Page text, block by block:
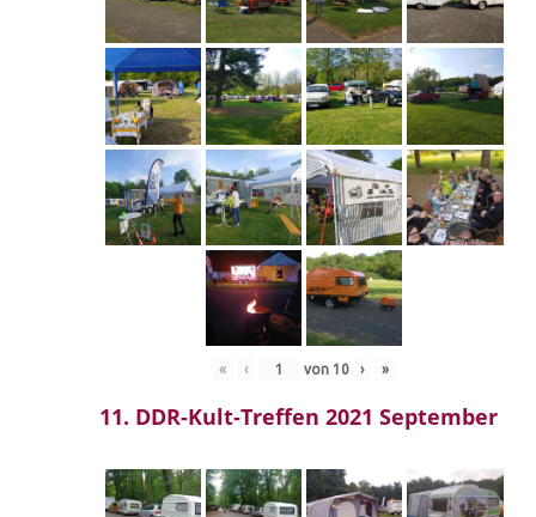
« ‹ von 10 › »
11. DDR-Kult-Treffen 2021 September